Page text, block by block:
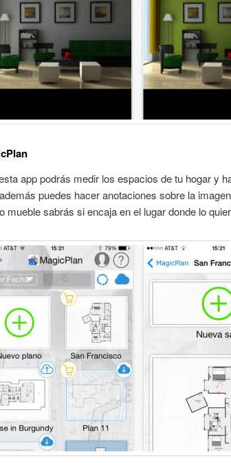
app podrás medir los espacios de tu hogar y
puedes hacer anotaciones sobre la
mueble sabrás si encaja en el lugar donde lo